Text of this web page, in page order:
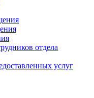
отдела
услуг